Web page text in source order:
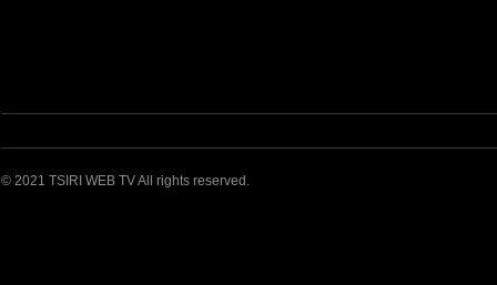
© 2021 TSIRI WEB TV All rights reserved.